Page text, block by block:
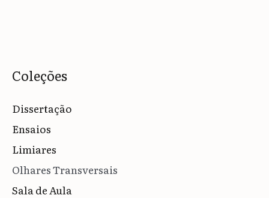
Coleções
Dissertação
Ensaios
Limiares
Olhares Transversais
Sala de Aula